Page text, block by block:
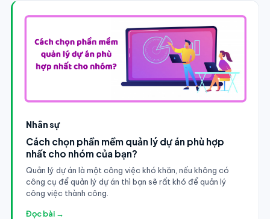
Nhân sự
Cách chọn phần mềm quản lý dự án phù hợp
nhất cho nhóm của bạn?
Quản lý dự án là một công việc khó khăn, nếu không có
công cụ để quản lý dự án thì bạn sẽ rất khó để quản lý
công việc thành công.
Đọc bài →